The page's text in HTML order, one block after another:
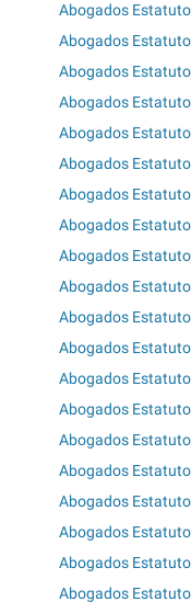
Abogados
Abogados
Abogados
Abogados
Abogados
Abogados
Abogados
Abogados
Abogados
Abogados
Abogados
Abogados
Abogados
Abogados
Abogados
Abogados
Abogados
Abogados
Abogados
Abogados